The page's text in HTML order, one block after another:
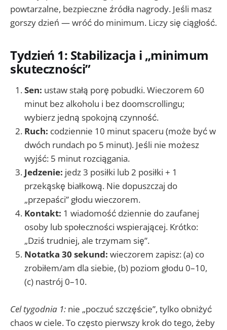
powtarzalne, bezpieczne źródła nagrody. Jeśli masz
gorszy dzień — wróć do minimum. Liczy się ciągłość.
Tydzień 1: Stabilizacja i „minimum
skuteczności”
Sen: ustaw stałą porę pobudki. Wieczorem 60
minut bez alkoholu i bez doomscrollingu;
wybierz jedną spokojną czynność.
Ruch: codziennie 10 minut spaceru (może być w
dwóch rundach po 5 minut). Jeśli nie możesz
wyjść: 5 minut rozciągania.
Jedzenie: jedz 3 posiłki lub 2 posiłki + 1
przekąskę białkową. Nie dopuszczaj do
„przepaści” głodu wieczorem.
Kontakt: 1 wiadomość dziennie do zaufanej
osoby lub społeczności wspierającej. Krótko:
„Dziś trudniej, ale trzymam się”.
Notatka 30 sekund: wieczorem zapisz: (a) co
zrobiłem/am dla siebie, (b) poziom głodu 0–10,
(c) nastrój 0–10.
Cel tygodnia 1: nie „poczuć szczęście”, tylko obniżyć
chaos w ciele. To często pierwszy krok do tego, żeby